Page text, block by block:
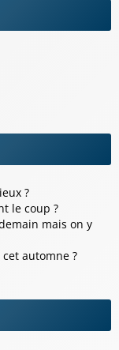
?
le coup ?
mais on y
automne ?